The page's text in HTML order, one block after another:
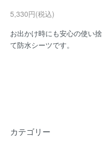
5,330円(税込)
お出かけ時にも安心の使い捨
て防水シーツです。
カテゴリー